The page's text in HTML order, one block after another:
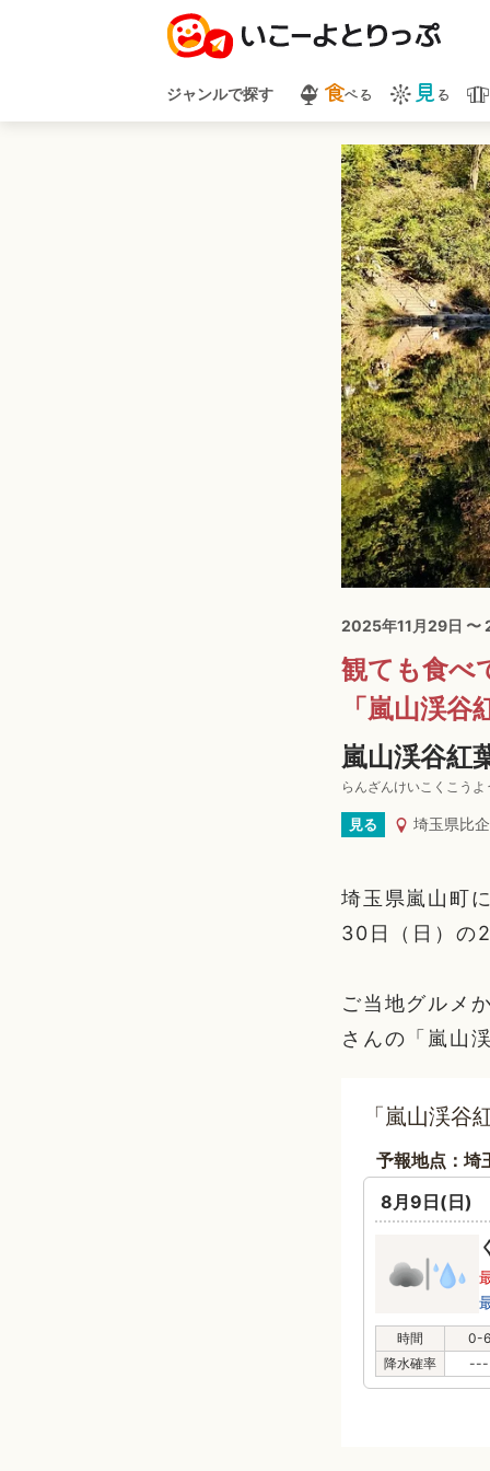
ジャンルで探す 食べる 見 る
2025年11月29日 〜
観ても食べ
「嵐山渓
嵐山渓谷
らんざんけいこくこう
見る 埼玉県比
埼玉県嵐山町
30日（日）の
ご当地グルメ
さんの「嵐山
「嵐山渓
予報地点：埼
8月9日(日)
時間
0-6
降水確率
---